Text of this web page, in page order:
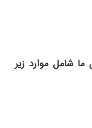
شامل موارد زیر